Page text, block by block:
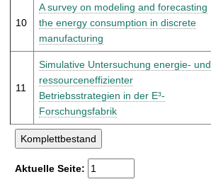
10
A survey on modeling and forecasting
the energy consumption in discrete
manufacturing
11
Simulative Untersuchung energie- und
ressourceneffizienter
Betriebsstrategien in der E³-
Forschungsfabrik
Aktuelle Seite: